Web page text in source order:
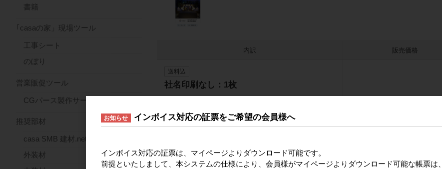
内訳 販売価格
送料込
社名印刷なし：1枚
会員のみ公開
書籍
｢casaの家」現場ツール
工事シート
のぼり
営業販促ツール
CGパース製作サービス
推奨部材
casa SMB 建材.net
外装材
お知らせ インボイス対応の証票をご希望の会員様へ
インボイス対応の証票は、マイページよりダウンロード可能です。
前提といたしまして、本システムの仕様により、会員様がマイページよりダウンロード可能な帳票は、